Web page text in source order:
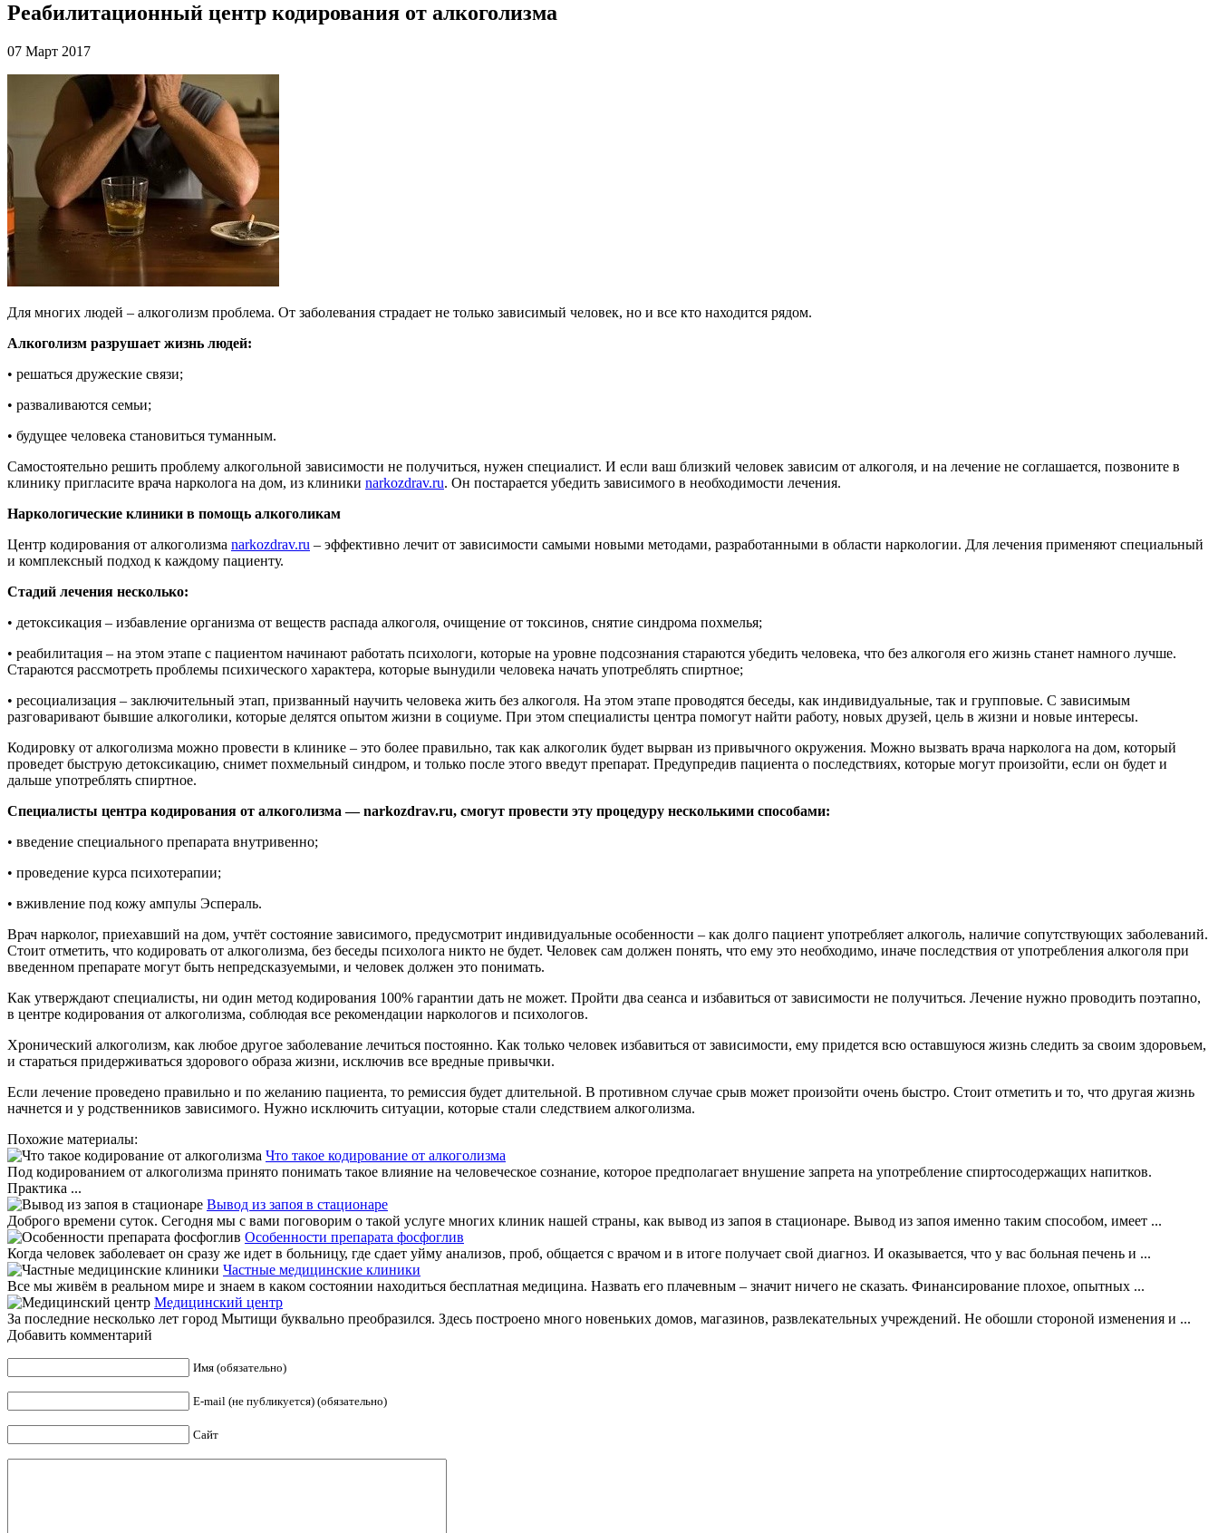
Реабилитационный центр кодирования от алкоголизма
07 Март 2017
Для многих людей – алкоголизм проблема. От заболевания страдает не только зависимый человек, но и все кто находится рядом.
Алкоголизм разрушает жизнь людей:
• решаться дружеские связи;
• разваливаются семьи;
• будущее человека становиться туманным.
Самостоятельно решить проблему алкогольной зависимости не получиться, нужен специалист. И если ваш близкий человек зависим от алкоголя, и на лечение не соглашается, позвоните в
клинику пригласите врача нарколога на дом, из клиники narkozdrav.ru. Он постарается убедить зависимого в необходимости лечения.
Наркологические клиники в помощь алкоголикам
Центр кодирования от алкоголизма narkozdrav.ru – эффективно лечит от зависимости самыми новыми методами, разработанными в области наркологии. Для лечения применяют специальный
и комплексный подход к каждому пациенту.
Стадий лечения несколько:
• детоксикация – избавление организма от веществ распада алкоголя, очищение от токсинов, снятие синдрома похмелья;
• реабилитация – на этом этапе с пациентом начинают работать психологи, которые на уровне подсознания стараются убедить человека, что без алкоголя его жизнь станет намного лучше.
Стараются рассмотреть проблемы психического характера, которые вынудили человека начать употреблять спиртное;
• ресоциализация – заключительный этап, призванный научить человека жить без алкоголя. На этом этапе проводятся беседы, как индивидуальные, так и групповые. С зависимым
разговаривают бывшие алкоголики, которые делятся опытом жизни в социуме. При этом специалисты центра помогут найти работу, новых друзей, цель в жизни и новые интересы.
Кодировку от алкоголизма можно провести в клинике – это более правильно, так как алкоголик будет вырван из привычного окружения. Можно вызвать врача нарколога на дом, который
проведет быструю детоксикацию, снимет похмельный синдром, и только после этого введут препарат. Предупредив пациента о последствиях, которые могут произойти, если он будет и
дальше употреблять спиртное.
Специалисты центра кодирования от алкоголизма — narkozdrav.ru, смогут провести эту процедуру несколькими способами:
• введение специального препарата внутривенно;
• проведение курса психотерапии;
• вживление под кожу ампулы Эспераль.
Врач нарколог, приехавший на дом, учтёт состояние зависимого, предусмотрит индивидуальные особенности – как долго пациент употребляет алкоголь, наличие сопутствующих заболеваний.
Стоит отметить, что кодировать от алкоголизма, без беседы психолога никто не будет. Человек сам должен понять, что ему это необходимо, иначе последствия от употребления алкоголя при
введенном препарате могут быть непредсказуемыми, и человек должен это понимать.
Как утверждают специалисты, ни один метод кодирования 100% гарантии дать не может. Пройти два сеанса и избавиться от зависимости не получиться. Лечение нужно проводить поэтапно,
в центре кодирования от алкоголизма, соблюдая все рекомендации наркологов и психологов.
Хронический алкоголизм, как любое другое заболевание лечиться постоянно. Как только человек избавиться от зависимости, ему придется всю оставшуюся жизнь следить за своим здоровьем,
и стараться придерживаться здорового образа жизни, исключив все вредные привычки.
Если лечение проведено правильно и по желанию пациента, то ремиссия будет длительной. В противном случае срыв может произойти очень быстро. Стоит отметить и то, что другая жизнь
начнется и у родственников зависимого. Нужно исключить ситуации, которые стали следствием алкоголизма.
Похожие материалы:
Что такое кодирование от алкоголизма
Под кодированием от алкоголизма принято понимать такое влияние на человеческое сознание, которое предполагает внушение запрета на употребление спиртосодержащих напитков.
Практика ...
Вывод из запоя в стационаре
Доброго времени суток. Сегодня мы с вами поговорим о такой услуге многих клиник нашей страны, как вывод из запоя в стационаре. Вывод из запоя именно таким способом, имеет ...
Особенности препарата фосфоглив
Когда человек заболевает он сразу же идет в больницу, где сдает уйму анализов, проб, общается с врачом и в итоге получает свой диагноз. И оказывается, что у вас больная печень и ...
Частные медицинские клиники
Все мы живём в реальном мире и знаем в каком состоянии находиться бесплатная медицина. Назвать его плачевным – значит ничего не сказать. Финансирование плохое, опытных ...
Медицинский центр
За последние несколько лет город Мытищи буквально преобразился. Здесь построено много новеньких домов, магазинов, развлекательных учреждений. Не обошли стороной изменения и ...
Добавить комментарий
Имя (обязательно)
E-mail (не публикуется) (обязательно)
Сайт